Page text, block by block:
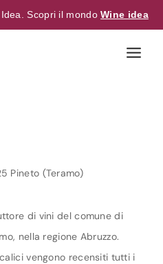
Scopri il mondoWine idea
Pineto (Teramo)
di vini del comune di
nella regione Abruzzo.
vengono recensiti tutti i